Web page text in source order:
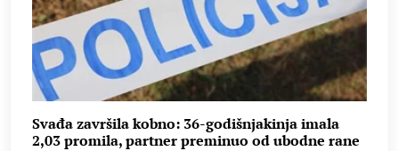
Svađa završila kobno: 36-godišnjakinja imala
2,03 promila, partner preminuo od ubodne rane